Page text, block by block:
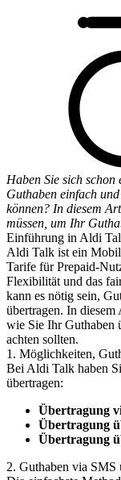
Haben Sie sich
Guthaben einfach
können? In diesem
müssen, um Ihr
Einführung in Aldi
Aldi Talk ist ein
Tarife für Prepaid-
Flexibilität und das
kann es nötig sein,
übertragen. In
wie Sie Ihr Guthaben
achten sollten.
1. Möglichkeiten,
Bei Aldi Talk haben
übertragen:
Übertragung
Übertragung
Übertragung
2. Guthaben via SMS